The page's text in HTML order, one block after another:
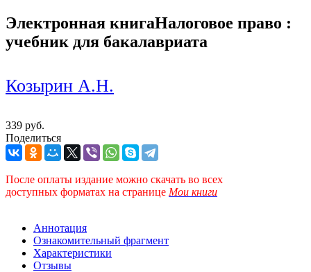
Электронная книгаНалоговое право :
учебник для бакалавриата
Козырин А.Н.
339 руб.
Поделиться
После оплаты издание можно скачать во всех
доступных форматах на странице Мои книги
Аннотация
Ознакомительный фрагмент
Характеристики
Отзывы